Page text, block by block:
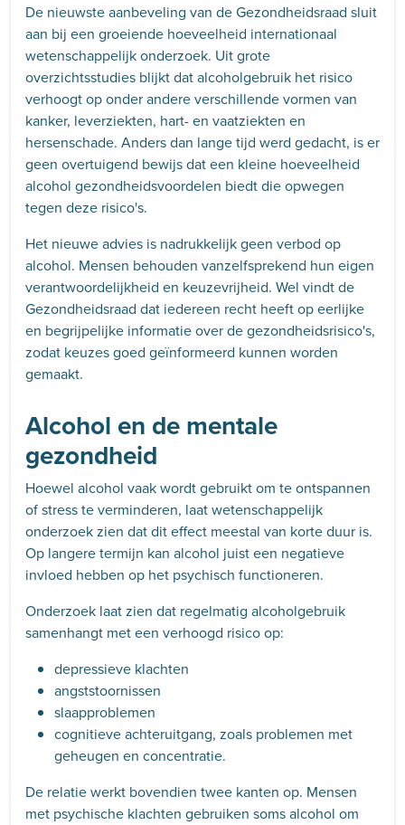
De nieuwste aanbeveling van de Gezondheidsraad sluit
aan bij een groeiende hoeveelheid internationaal
wetenschappelijk onderzoek. Uit grote
overzichtsstudies blijkt dat alcoholgebruik het risico
verhoogt op onder andere verschillende vormen van
kanker, leverziekten, hart- en vaatziekten en
hersenschade. Anders dan lange tijd werd gedacht, is er
geen overtuigend bewijs dat een kleine hoeveelheid
alcohol gezondheidsvoordelen biedt die opwegen
tegen deze risico's.
Het nieuwe advies is nadrukkelijk geen verbod op
alcohol. Mensen behouden vanzelfsprekend hun eigen
verantwoordelijkheid en keuzevrijheid. Wel vindt de
Gezondheidsraad dat iedereen recht heeft op eerlijke
en begrijpelijke informatie over de gezondheidsrisico's,
zodat keuzes goed geïnformeerd kunnen worden
gemaakt.
Alcohol en de mentale
gezondheid
Hoewel alcohol vaak wordt gebruikt om te ontspannen
of stress te verminderen, laat wetenschappelijk
onderzoek zien dat dit effect meestal van korte duur is.
Op langere termijn kan alcohol juist een negatieve
invloed hebben op het psychisch functioneren.
Onderzoek laat zien dat regelmatig alcoholgebruik
samenhangt met een verhoogd risico op:
depressieve klachten
angststoornissen
slaapproblemen
cognitieve achteruitgang, zoals problemen met
geheugen en concentratie.
De relatie werkt bovendien twee kanten op. Mensen
met psychische klachten gebruiken soms alcohol om